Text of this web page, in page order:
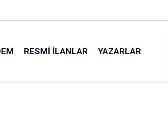
RESMI İLANLAR YAZARLAR